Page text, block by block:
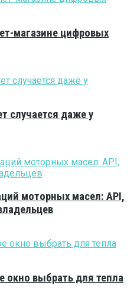
магазине цифровых
случается даже у
моторных масел: API,
окно выбрать для тепла